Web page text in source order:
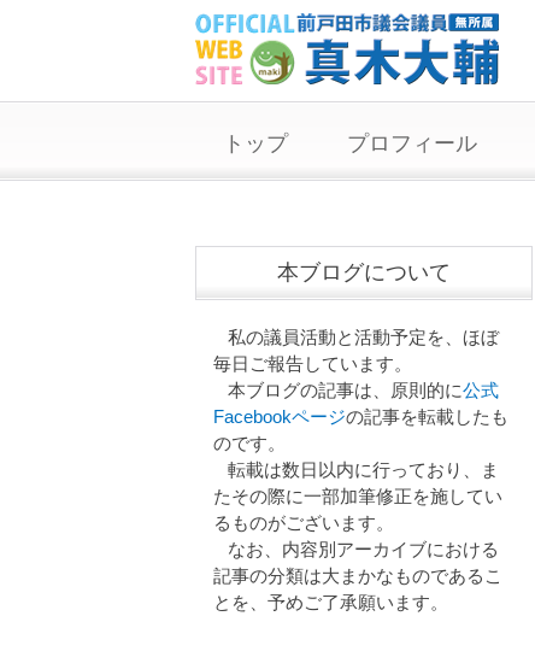
トップ プロフィール
本ブログについて
私の議員活動と活動予定を、ほぼ
毎日ご報告しています。
本ブログの記事は、原則的に公式
Facebookページの記事を転載したも
のです。
転載は数日以内に行っており、ま
たその際に一部加筆修正を施してい
るものがございます。
なお、内容別アーカイブにおける
記事の分類は大まかなものであるこ
とを、予めご了承願います。